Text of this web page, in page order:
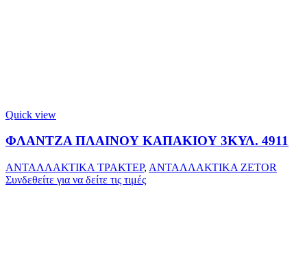
Quick view
ΦΛΑΝΤΖΑ ΠΛΑΙΝΟΥ ΚΑΠΑΚΙΟΥ 3ΚΥΛ. 4911
ΑΝΤΑΛΛΑΚΤΙΚΑ ΤΡΑΚΤΕΡ, ΑΝΤΑΛΛΑΚΤΙΚΑ ZETOR
Συνδεθείτε για να δείτε τις τιμές